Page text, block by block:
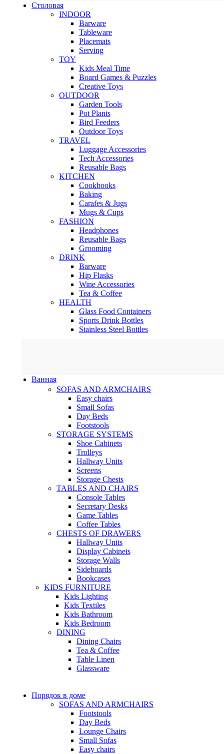
Столовая
INDOOR
Barware
Tableware
Placemats
Serving
TOY
Kids Meal Time
Board Games & Puzzles
Creative Toys
OUTDOOR
Garden Tools
Pot Plants
Bird Feeders
Outdoor Toys
TRAVEL
Luggage Accessories
Tech Accessories
Reusable Bags
KITCHEN
Cookbooks
Baking
Carafes & Jugs
Mugs & Cups
FASHION
Headphones
Reusable Bags
Grooming
DRINK
Barware
Hip Flasks
Wine Accessories
Tea & Coffee
HEALTH
Glass Food Containers
Sports Drink Bottles
Stainless Steel Bottles
Ванная
SOFAS AND ARMCHAIRS
Easy chairs
Small Sofas
Day Beds
Footstools
STORAGE SYSTEMS
Shoe Cabinets
Trolleys
Hallway Units
Screens
Storage Chests
TABLES AND CHAIRS
Console Tables
Secretary Desks
Game Tables
Coffee Tables
CHESTS OF DRAWERS
Hallway Units
Display Cabinets
Storage Walls
Sideboards
Bookcases
KIDS FURNITURE
Kids Lighting
Kids Textiles
Kids Bathroom
Kids Bedroom
DINING
Dining Chairs
Tea & Coffee
Table Linen
Glassware
Порядок в доме
SOFAS AND ARMCHAIRS
Footstools
Day Beds
Lounge Chairs
Small Sofas
Easy chairs